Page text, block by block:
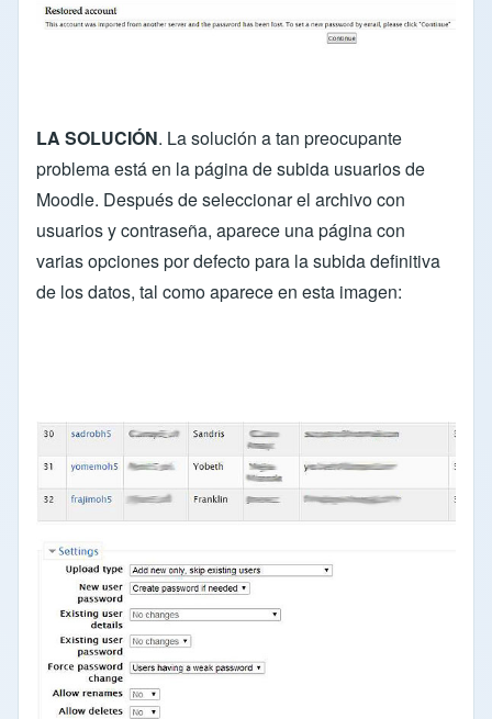
LA SOLUCIÓN. La solución a tan preocupante
problema está en la página de subida usuarios de
Moodle. Después de seleccionar el archivo con
usuarios y contraseña, aparece una página con
varias opciones por defecto para la subida definitiva
de los datos, tal como aparece en esta imagen: